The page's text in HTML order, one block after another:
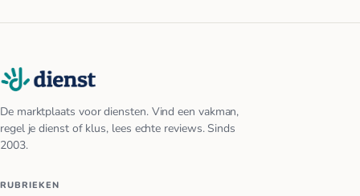
De marktplaats voor diensten. Vind een vakman,
regel je dienst of klus, lees echte reviews. Sinds
2003.
RUBRIEKEN